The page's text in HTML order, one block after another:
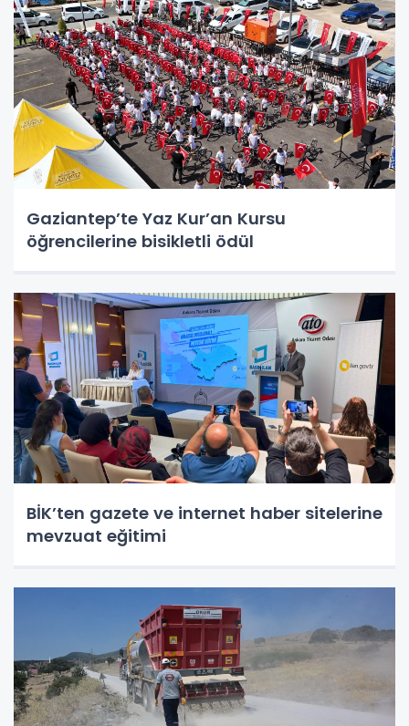
Gaziantep’te Yaz Kur’an Kursu
öğrencilerine bisikletli ödül
BİK’ten gazete ve internet haber sitelerine
mevzuat eğitimi